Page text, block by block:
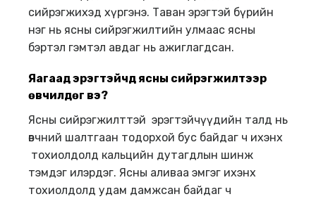
сийрэгжихэд хүргэнэ. Таван эрэгтэй бүрийн
нэг нь ясны сийрэгжилтийн улмаас ясны
бэртэл гэмтэл авдаг нь ажиглагдсан.
Яагаад эрэгтэйчүүд ясны сийрэгжилтээр
өвчилдөг вэ?
Ясны сийрэгжилттэй эрэгтэйчүүдийн талд нь
өвчний шалтгаан тодорхой бус байдаг ч ихэнх
тохиолдолд кальцийн дутагдлын шинж
тэмдэг илэрдэг. Ясны аливаа эмгэг ихэнх
тохиолдолд удам дамжсан байдаг ч